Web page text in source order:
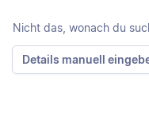
Nicht das, wonach du
Details manuell